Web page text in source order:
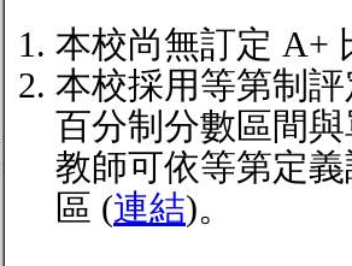
本校尚無訂定 A+
本校採用等第制
百分制分數區間
教師可依等第定
區 (連結)。